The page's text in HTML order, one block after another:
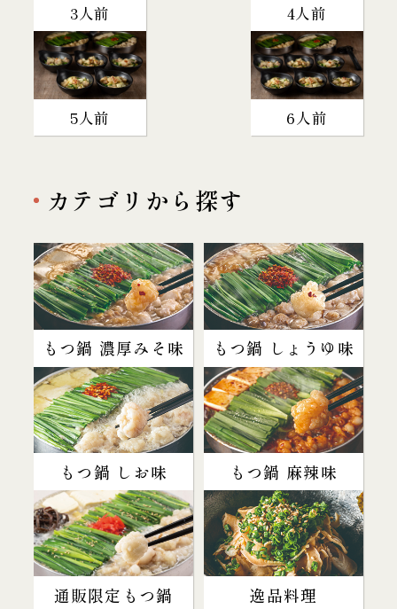
3人前 4人前
5人前 6人前
カテゴリから探す
もつ鍋 濃厚みそ味 もつ鍋 しょうゆ味
もつ鍋 しお味 もつ鍋 麻辣味
通販限定もつ鍋 逸品料理